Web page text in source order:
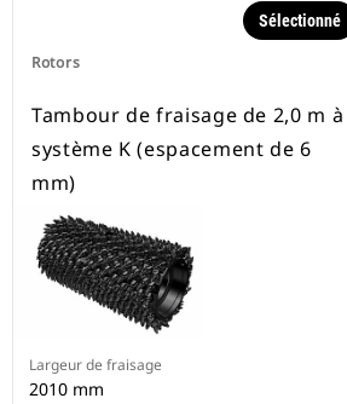
Rotors
Sélectionné
Tambour de fraisage de 2,0 m à
système K (espacement de 6
mm)
Largeur de fraisage
2010 mm